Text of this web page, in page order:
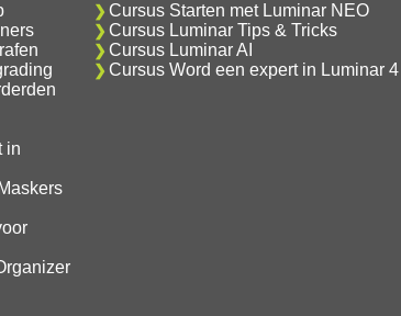
in
Cursus Starten met Luminar NEO
Cursus Luminar Tips & Tricks
Cursus Luminar AI
Cursus Word een expert in Luminar 4